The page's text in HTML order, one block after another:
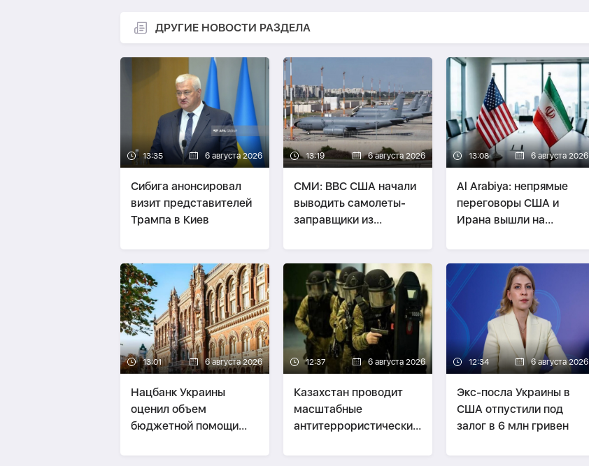
ДРУГИЕ НОВОСТИ РАЗДЕЛА
13:35 6 августа 2026
Сибига анонсировал
визит представителей
Трампа в Киев
13:19 6 августа 2026
СМИ: ВВС США начали
выводить самолеты-
заправщики из
13:08 6 августа 2026
Al Arabiya: непрямые
переговоры США и
Ирана вышли на
13:01 6 августа 2026
Нацбанк Украины
оценил объем
бюджетной помощи
млрд
12:37 6 августа 2026
Казахстан проводит
масштабные
антитеррористические
12:34 6 августа 2026
Экс-посла Украины в
США отпустили под
залог в 6 млн гривен